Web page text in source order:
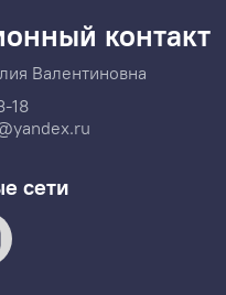
контакт
Валентиновна
18
сети